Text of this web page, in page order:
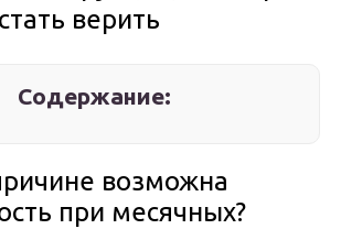
верить
Содержание:
возможна
при месячных?